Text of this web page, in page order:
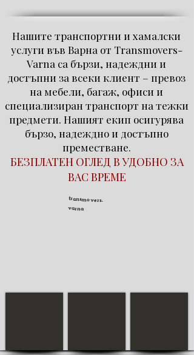
Нашите транспортни и хамалски
услуги във Варна от Transmovers-
Varna са бързи, надеждни и
достъпни за всеки клиент – превоз
на мебели, багаж, офиси и
специализиран транспорт на тежки
предмети. Нашият екип осигурява
бързо, надеждно и достъпно
преместване.
БЕЗПЛАТЕН ОГЛЕД В УДОБНО ЗА
ВАС ВРЕМЕ
transmovers-
varna